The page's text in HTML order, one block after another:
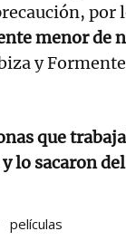
por
menor de
y
que
lo sacaron
películas